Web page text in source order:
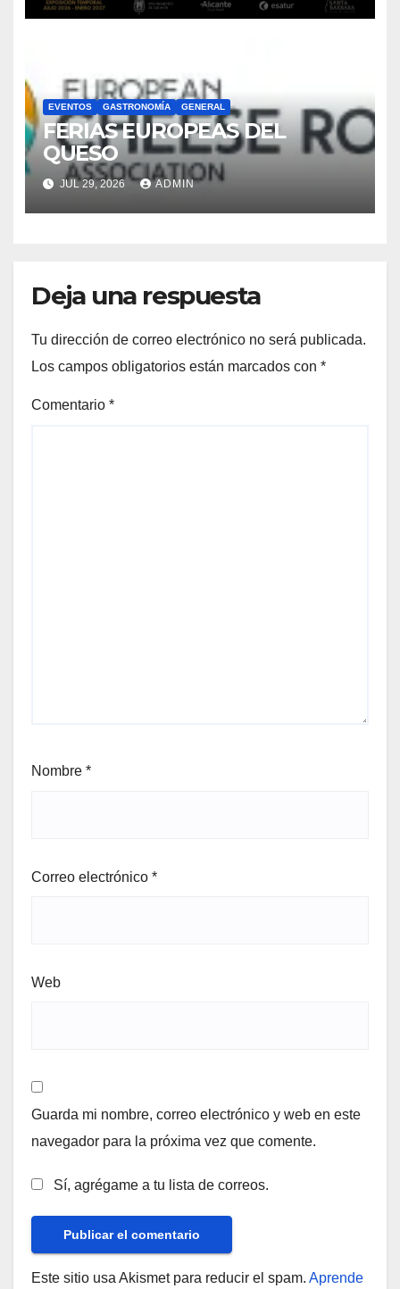
EVENTOS GASTRONOMÍA GENERAL
FERIAS EUROPEAS DEL
QUESO
JUL 29, 2026 ADMIN
Deja una respuesta
Tu dirección de correo electrónico no será publicada.
Los campos obligatorios están marcados con *
Comentario *
Nombre *
Correo electrónico *
Web
Guarda mi nombre, correo electrónico y web en este
navegador para la próxima vez que comente.
Sí, agrégame a tu lista de correos.
Este sitio usa Akismet para reducir el spam. Aprende